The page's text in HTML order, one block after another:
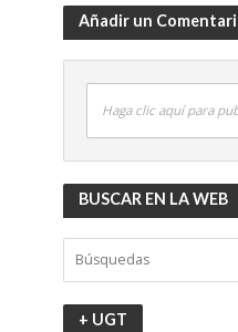
Añadir un
Haga clic aquí para
BUSCAR EN LA WEB
+ UGT